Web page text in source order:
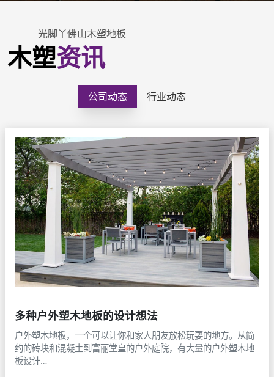
光脚丫佛山木塑地板
木塑资讯
公司动态 行业动态
多种户外塑木地板的设计想法
户外塑木地板，一个可以让你和家人朋友放松玩耍的地方。从简
约的砖块和混凝土到富丽堂皇的户外庭院，有大量的户外塑木地
板设计…